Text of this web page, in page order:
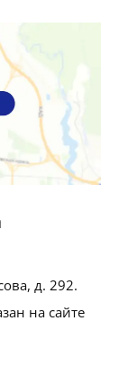
д. 292.
на сайте